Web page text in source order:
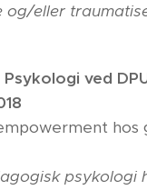
og/eller
ved
hos
psykologi